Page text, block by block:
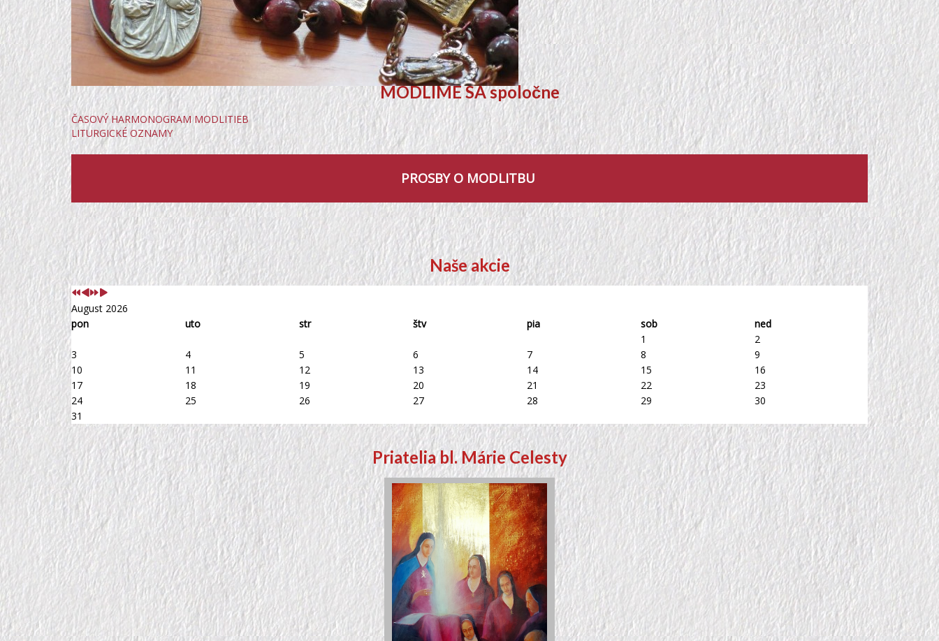
MODLIME SA spoločne
ČASOVÝ HARMONOGRAM MODLITIEB
LITURGICKÉ OZNAMY
PROSBY O MODLITBU
Naše akcie
Predchádzajúci
rok
Predchádzajúci
mesiac
Nasledujúci
rok
Nasledujúci
mesiac
August 2026
pon
uto str štv pia sob
ned
1
2
3
4 5 6 7 8
9
10
11 12 13 14 15
16
17
18 19 20 21 22
23
24
25 26 27 28 29
30
31
Priatelia bl. Márie Celesty